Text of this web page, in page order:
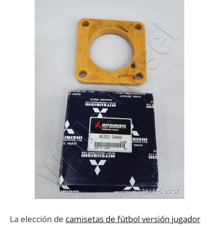
La elección de camisetas de fútbol versión jugador